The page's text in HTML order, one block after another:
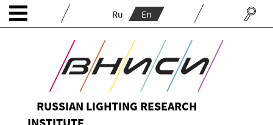
Ru En
RUSSIAN LIGHTING RESEARCH